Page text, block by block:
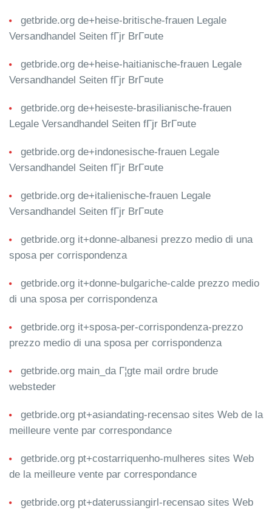
getbride.org de+heise-britische-frauen Legale
Versandhandel Seiten fГјr BrГ¤ute
getbride.org de+heise-haitianische-frauen Legale
Versandhandel Seiten fГјr BrГ¤ute
getbride.org de+heiseste-brasilianische-frauen
Legale Versandhandel Seiten fГјr BrГ¤ute
getbride.org de+indonesische-frauen Legale
Versandhandel Seiten fГјr BrГ¤ute
getbride.org de+italienische-frauen Legale
Versandhandel Seiten fГјr BrГ¤ute
getbride.org it+donne-albanesi prezzo medio di una
sposa per corrispondenza
getbride.org it+donne-bulgariche-calde prezzo medio
di una sposa per corrispondenza
getbride.org it+sposa-per-corrispondenza-prezzo
prezzo medio di una sposa per corrispondenza
getbride.org main_da Г¦gte mail ordre brude
websteder
getbride.org pt+asiandating-recensao sites Web de la
meilleure vente par correspondance
getbride.org pt+costarriquenho-mulheres sites Web
de la meilleure vente par correspondance
getbride.org pt+daterussiangirl-recensao sites Web